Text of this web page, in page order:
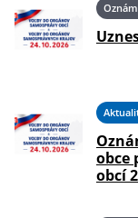
obce
obcí